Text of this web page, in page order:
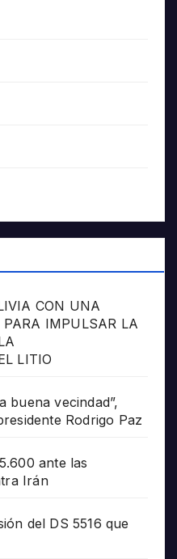
CON UNA
IMPULSAR LA
LITIO
buena vecindad”,
Rodrigo Paz
ante las
Irán
del DS 5516 que